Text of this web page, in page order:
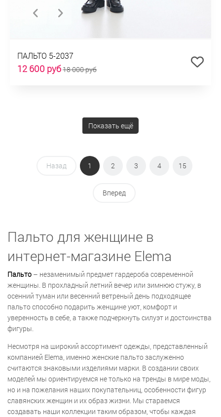
ПАЛЬТО 5-2037
12 600 руб18 000 руб
Показать ещё
Назад 1 2 3 4 15
Вперед
Пальто для женщине в
интернет-магазине Elema
Пальто – незаменимый предмет гардероба современной
женщины. В прохладный летний вечер или зимнюю стужу, в
осенний туман или весенний ветреный день подходящее
пальто способно подарить женщине уют, комфорт и
уверенность в себе, а также подчеркнуть силуэт и достоинства
фигуры.
Несмотря на широкий ассортимент одежды, представленный
компанией Elema, именно женские пальто заслуженно
считаются знаковыми изделиями марки. В создании своих
моделей мы ориентируемся не только на тренды в мире моды,
но и на пожелания наших покупательниц, особенности фигур
славянских женщин и их образ жизни. Мы стараемся
создавать наши коллекции таким образом, чтобы каждая